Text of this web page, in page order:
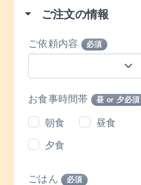
ご注文の情報
ご依頼内容 必須
お食事時間帯 昼 or 夕必須
朝食
昼食
夕食
ごはん 必須